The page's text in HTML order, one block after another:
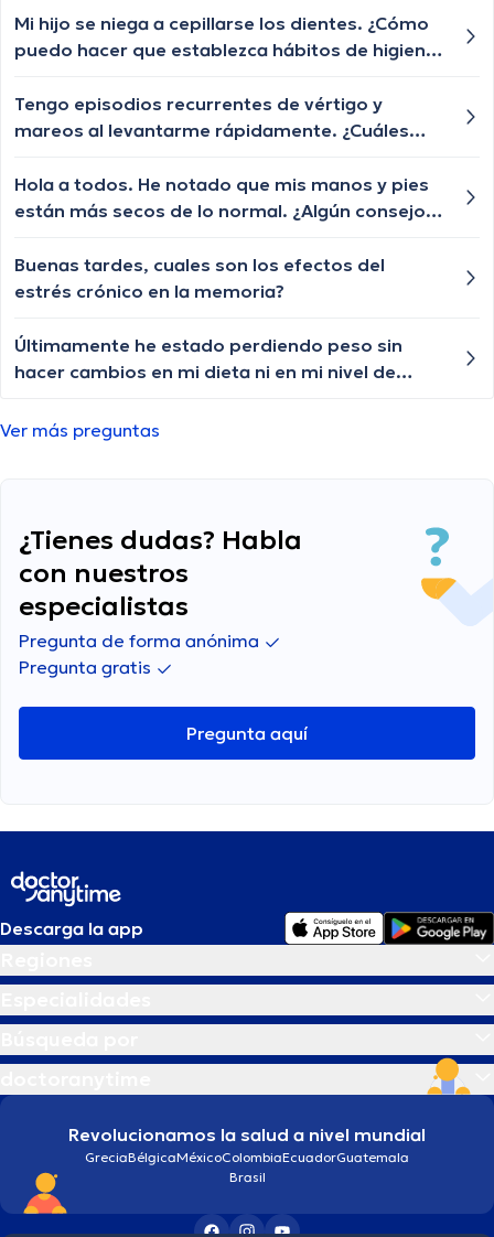
las cejas y pestañas , aunque ya le están
creciendo de a poquito pero lento y chiquititos
pestañas igual algún tratamiento q le ayude a
crecer o esa enfermedad ya no tiene
Mi hijo se niega a cepillarse los dientes. ¿Cómo
puedo hacer que establezca hábitos de higiene
Tengo episodios recurrentes de vértigo y
mareos al levantarme rápidamente. ¿Cuáles
episodios y cuándo debería buscar orientación
médica?
Hola a todos. He notado que mis manos y pies
están más secos de lo normal. ¿Algún consejo
Buenas tardes, cuales son los efectos del
estrés crónico en la memoria?
Últimamente he estado perdiendo peso sin
hacer cambios en mi dieta ni en mi nivel de
médica?
Ver más preguntas
¿Tienes dudas? Habla
con nuestros
especialistas
Pregunta de forma anónima
Pregunta gratis
Pregunta aquí
Descarga la app
Revolucionamos la salud a nivel mundial
GreciaBélgicaMéxicoColombiaEcuadorGuatemala
Brasil